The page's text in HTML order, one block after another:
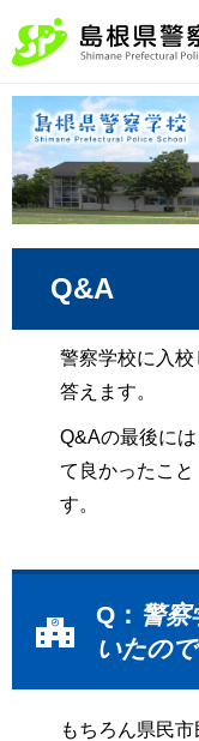
Q&A
警察学校に入
答えます。
Q&Aの最後に
て良かったこと
す。
Q： 警察
いたの
もちろん県民